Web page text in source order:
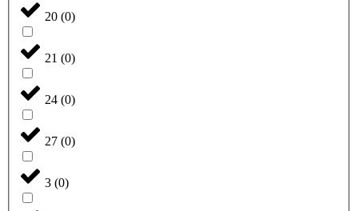
20 (0)
21 (0)
24 (0)
27 (0)
3 (0)